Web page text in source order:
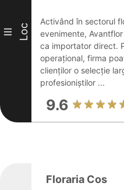
III Loc
Activând în sectorul
evenimente,
ca importator direct.
operațional, firma
clienților o selecție
profesioniștilor ...
9.6
Floraria Cos